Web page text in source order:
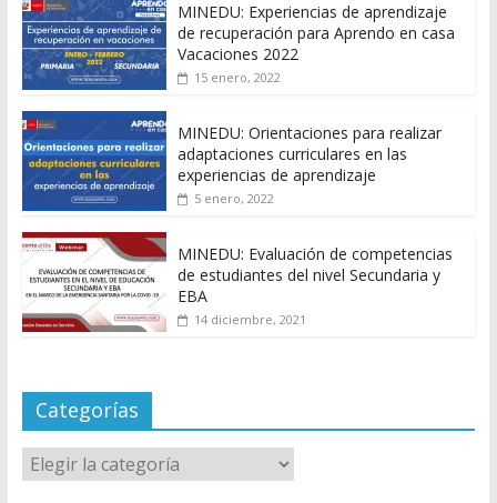
MINEDU: Experiencias de aprendizaje
de recuperación para Aprendo en casa
Vacaciones 2022
15 enero, 2022
MINEDU: Orientaciones para realizar
adaptaciones curriculares en las
experiencias de aprendizaje
5 enero, 2022
MINEDU: Evaluación de competencias
de estudiantes del nivel Secundaria y
EBA
14 diciembre, 2021
Categorías
Categorías